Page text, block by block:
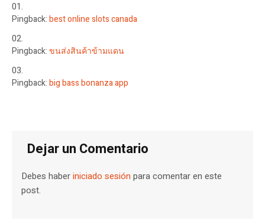
Pingback:best online slots canada
Pingback:ขนส่งสินค้าข้ามแดน
Pingback:big bass bonanza app
Dejar un Comentario
Debes haberiniciado sesión para comentar en este
post.